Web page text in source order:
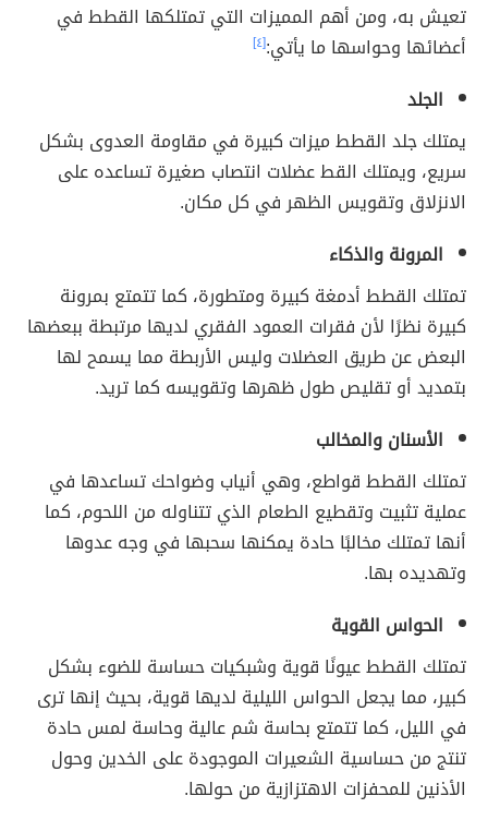
تعيش به، ومن أهم المميزات التي تمتلكها القطط في
أعضائها وحواسها ما يأتي:[٤]
الجلد
يمتلك جلد القطط ميزات كبيرة في مقاومة العدوى بشكل
سريع، ويمتلك القط عضلات انتصاب صغيرة تساعده على
الانزلاق وتقويس الظهر في كل مكان.
المرونة والذكاء
تمتلك القطط أدمغة كبيرة ومتطورة، كما تتمتع بمرونة
كبيرة نظرًا لأن فقرات العمود الفقري لديها مرتبطة ببعضها
البعض عن طريق العضلات وليس الأربطة مما يسمح لها
بتمديد أو تقليص طول ظهرها وتقويسه كما تريد.
الأسنان والمخالب
تمتلك القطط قواطع، وهي أنياب وضواحك تساعدها في
عملية تثبيت وتقطيع الطعام الذي تتناوله من اللحوم، كما
أنها تمتلك مخالبًا حادة يمكنها سحبها في وجه عدوها
وتهديده بها.
الحواس القوية
تمتلك القطط عيونًا قوية وشبكيات حساسة للضوء بشكل
كبير، مما يجعل الحواس الليلية لديها قوية، بحيث إنها ترى
في الليل، كما تتمتع بحاسة شم عالية وحاسة لمس حادة
تنتج من حساسية الشعيرات الموجودة على الخدين وحول
الأذنين للمحفزات الاهتزازية من حولها.